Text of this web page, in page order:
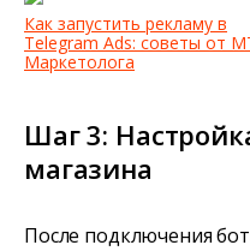
Как запустить рекламу в
Telegram Ads: советы от
Маркетолога
Шаг 3:
магазина
После подключения